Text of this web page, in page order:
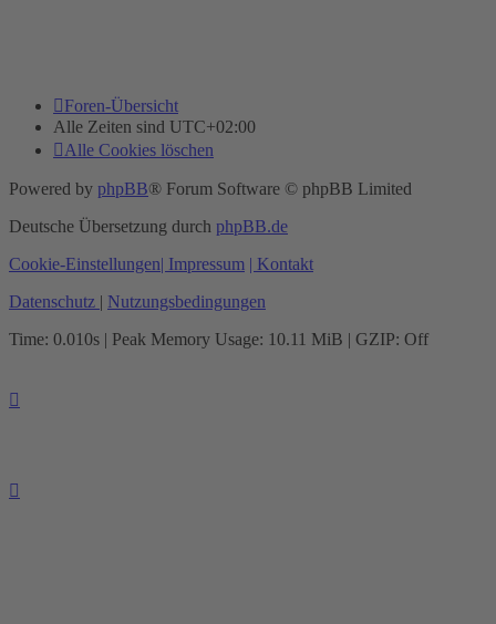
Foren-Übersicht
Alle Zeiten sind UTC+02:00
Alle Cookies löschen
Powered by phpBB® Forum Software © phpBB Limited
Deutsche Übersetzung durch phpBB.de
Cookie-Einstellungen| Impressum | Kontakt
Datenschutz | Nutzungsbedingungen
Time: 0.010s | Peak Memory Usage: 10.11 MiB | GZIP: Off